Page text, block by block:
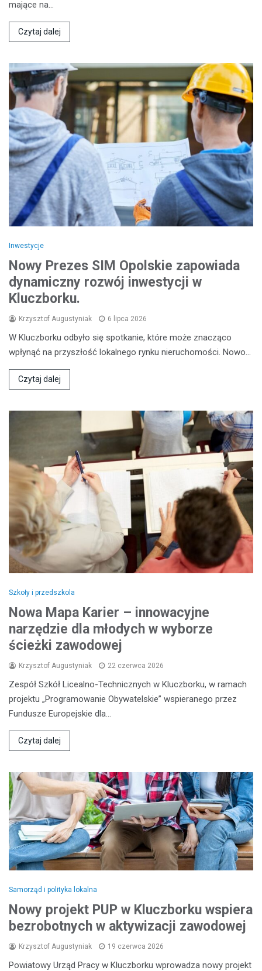
mające na…
Czytaj dalej
Inwestycje
Nowy Prezes SIM Opolskie zapowiada
dynamiczny rozwój inwestycji w
Kluczborku.
Krzysztof Augustyniak 6 lipca 2026
W Kluczborku odbyło się spotkanie, które może znacząco
wpłynąć na przyszłość lokalnego rynku nieruchomości. Nowo…
Czytaj dalej
Szkoły i przedszkola
Nowa Mapa Karier – innowacyjne
narzędzie dla młodych w wyborze
ścieżki zawodowej
Krzysztof Augustyniak 22 czerwca 2026
Zespół Szkół Licealno-Technicznych w Kluczborku, w ramach
projektu „Programowanie Obywatelskie” wspieranego przez
Fundusze Europejskie dla…
Czytaj dalej
Samorząd i polityka lokalna
Nowy projekt PUP w Kluczborku wspiera
bezrobotnych w aktywizacji zawodowej
Krzysztof Augustyniak 19 czerwca 2026
Powiatowy Urząd Pracy w Kluczborku wprowadza nowy projekt